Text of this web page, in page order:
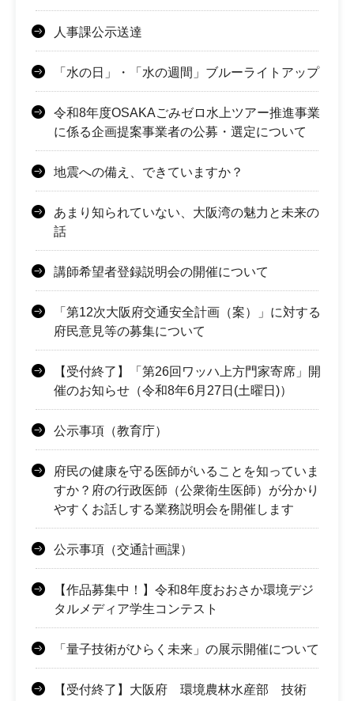
人事課公示送達
「水の日」・「水の週間」ブルーライトアップ
令和8年度OSAKAごみゼロ水上ツアー推進事業
に係る企画提案事業者の公募・選定について
地震への備え、できていますか？
あまり知られていない、大阪湾の魅力と未来の
話
講師希望者登録説明会の開催について
「第12次大阪府交通安全計画（案）」に対する
府民意見等の募集について
【受付終了】「第26回ワッハ上方門家寄席」開
催のお知らせ（令和8年6月27日(土曜日)）
公示事項（教育庁）
府民の健康を守る医師がいることを知っていま
すか？府の行政医師（公衆衛生医師）が分かり
やすくお話しする業務説明会を開催します
公示事項（交通計画課）
【作品募集中！】令和8年度おおさか環境デジ
タルメディア学生コンテスト
「量子技術がひらく未来」の展示開催について
【受付終了】大阪府 環境農林水産部 技術